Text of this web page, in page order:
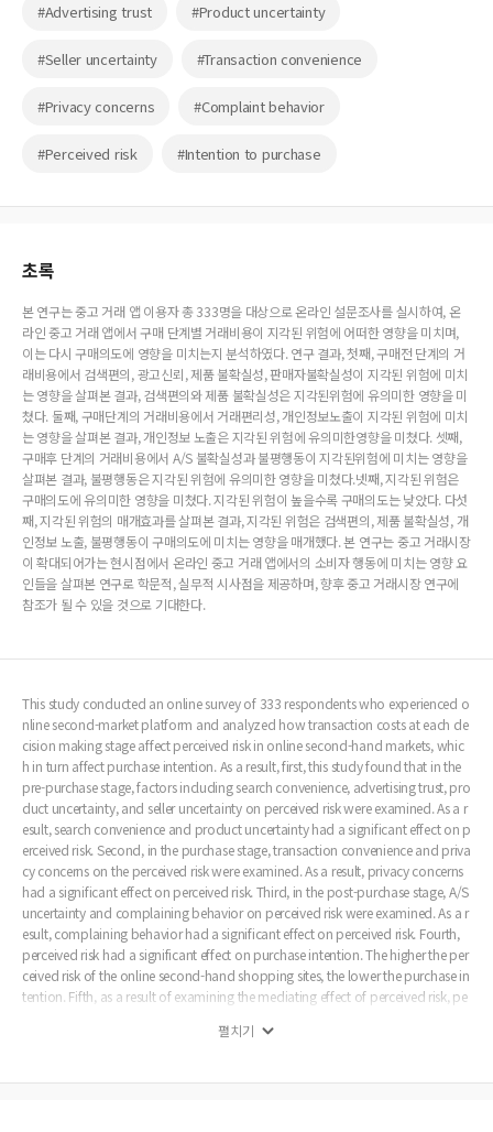
#Advertising trust #Product uncertainty
#Seller uncertainty #Transaction convenience
#Privacy concerns #Complaint behavior
#Perceived risk #Intention to purchase
초록
본 연구는 중고 거래 앱 이용자 총 333명을 대상으로 온라인 설문조사를 실시하여, 온
라인 중고 거래 앱에서 구매 단계별 거래비용이 지각된 위험에 어떠한 영향을 미치며,
이는 다시 구매의도에 영향을 미치는지 분석하였다. 연구 결과, 첫째, 구매전 단계의 거
래비용에서 검색편의, 광고신뢰, 제품 불확실성, 판매자불확실성이 지각된 위험에 미치
는 영향을 살펴본 결과, 검색편의와 제품 불확실성은 지각된위험에 유의미한 영향을 미
쳤다. 둘째, 구매단계의 거래비용에서 거래편리성, 개인정보노출이 지각된 위험에 미치
는 영향을 살펴본 결과, 개인정보 노출은 지각된 위험에 유의미한영향을 미쳤다. 셋째,
구매후 단계의 거래비용에서 A/S 불확실성과 불평행동이 지각된위험에 미치는 영향을
살펴본 결과, 불평행동은 지각된 위험에 유의미한 영향을 미쳤다.넷째, 지각된 위험은
구매의도에 유의미한 영향을 미쳤다. 지각된 위험이 높을수록 구매의도는 낮았다. 다섯
째, 지각된 위험의 매개효과를 살펴본 결과, 지각된 위험은 검색편의, 제품 불확실성, 개
인정보 노출, 불평행동이 구매의도에 미치는 영향을 매개했다. 본 연구는 중고 거래시장
이 확대되어가는 현시점에서 온라인 중고 거래 앱에서의 소비자 행동에 미치는 영향 요
인들을 살펴본 연구로 학문적, 실무적 시사점을 제공하며, 향후 중고 거래시장 연구에
참조가 될 수 있을 것으로 기대한다.
This study conducted an online survey of 333 respondents who experienced o
nline second-market platform and analyzed how transaction costs at each de
cision making stage affect perceived risk in online second-hand markets, whic
h in turn affect purchase intention. As a result, first, this study found that in the
pre-purchase stage, factors including search convenience, advertising trust, pro
duct uncertainty, and seller uncertainty on perceived risk were examined. As a r
esult, search convenience and product uncertainty had a significant effect on p
erceived risk. Second, in the purchase stage, transaction convenience and priva
cy concerns on the perceived risk were examined. As a result, privacy concerns
had a significant effect on perceived risk. Third, in the post-purchase stage, A/S
uncertainty and complaining behavior on perceived risk were examined. As a r
esult, complaining behavior had a significant effect on perceived risk. Fourth,
perceived risk had a significant effect on purchase intention. The higher the per
ceived risk of the online second-hand shopping sites, the lower the purchase in
tention. Fifth, as a result of examining the mediating effect of perceived risk, pe
rivacy concerns, and complaining behavior on purchase intention. This study
erence for future second-hand trading market research.
펼치기